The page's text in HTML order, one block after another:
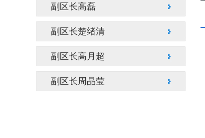
副区长高磊
副区长楚绪清
副区长高月超
副区长周晶莹